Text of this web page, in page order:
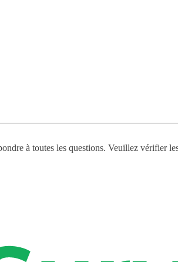
à toutes les questions. Veuillez vérifier